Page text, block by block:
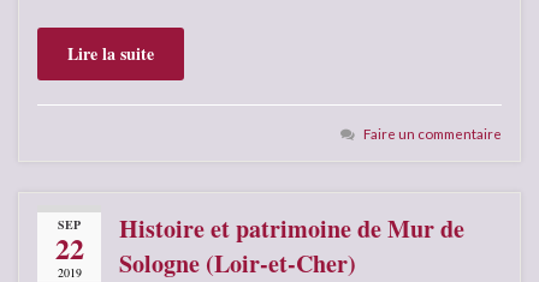
Lire la suite
Faire un commentaire
SEP
22
2019
Histoire et patrimoine de Mur de
Sologne (Loir-et-Cher)